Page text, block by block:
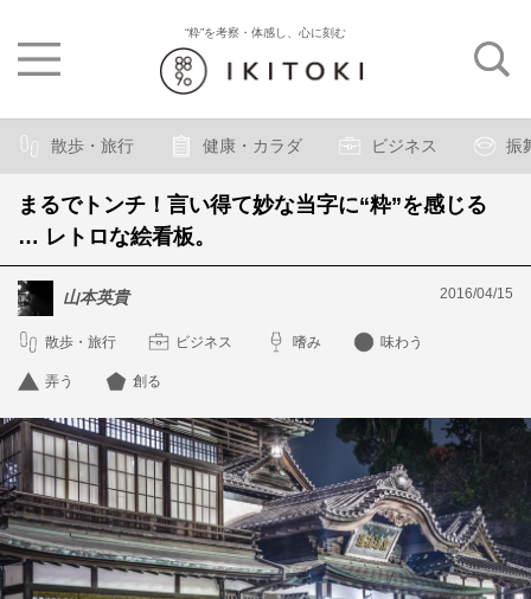
“粋”を考察・体感し、心に刻む
散歩・旅行 健康・カラダ ビジネス 振
まるでトンチ！言い得て妙な当字に“粋”を感じる
… レトロな絵看板。
山本英貴 2016/04/15
散歩・旅行 ビジネス 嗜み 味わう
弄う 創る